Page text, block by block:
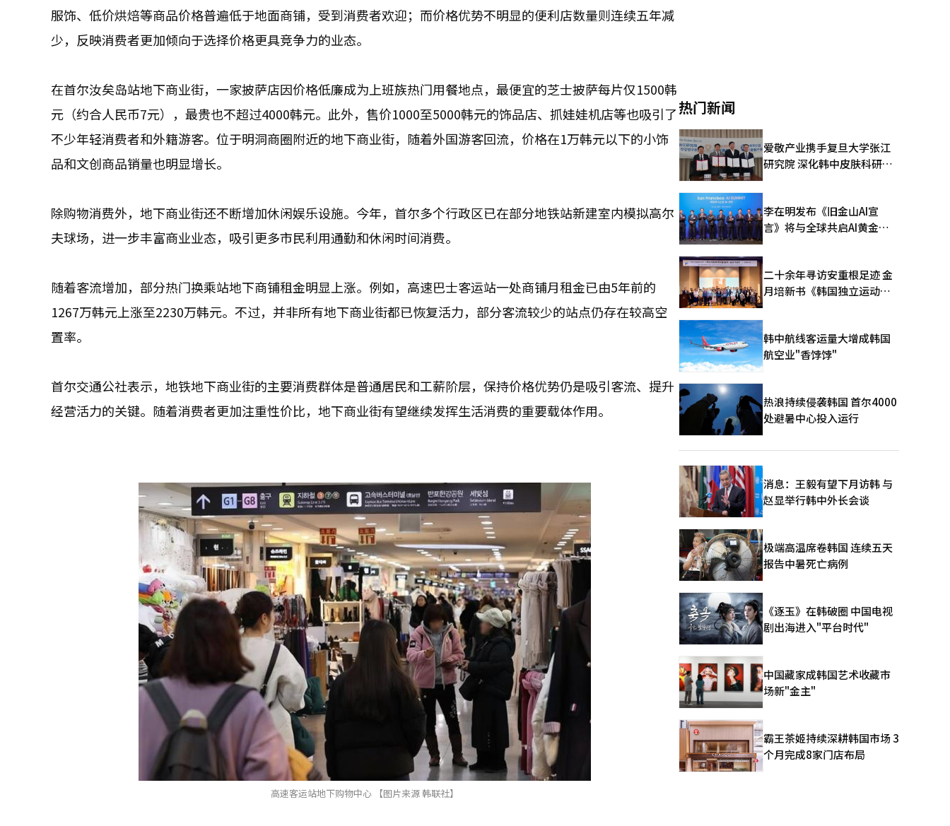
服饰、低价烘焙等商品价格普遍低于地面商铺，受到消费者欢迎；而价格优势不明显的便利店数量则连续五年减
少，反映消费者更加倾向于选择价格更具竞争力的业态。
在首尔汝矣岛站地下商业街，一家披萨店因价格低廉成为上班族热门用餐地点，最便宜的芝士披萨每片仅1500韩
元（约合人民币7元），最贵也不超过4000韩元。此外，售价1000至5000韩元的饰品店、抓娃娃机店等也吸引了
不少年轻消费者和外籍游客。位于明洞商圈附近的地下商业街，随着外国游客回流，价格在1万韩元以下的小饰
品和文创商品销量也明显增长。
除购物消费外，地下商业街还不断增加休闲娱乐设施。今年，首尔多个行政区已在部分地铁站新建室内模拟高尔
夫球场，进一步丰富商业业态，吸引更多市民利用通勤和休闲时间消费。
随着客流增加，部分热门换乘站地下商铺租金明显上涨。例如，高速巴士客运站一处商铺月租金已由5年前的
1267万韩元上涨至2230万韩元。不过，并非所有地下商业街都已恢复活力，部分客流较少的站点仍存在较高空
置率。
首尔交通公社表示，地铁地下商业街的主要消费群体是普通居民和工薪阶层，保持价格优势仍是吸引客流、提升
经营活力的关键。随着消费者更加注重性价比，地下商业街有望继续发挥生活消费的重要载体作用。
高速客运站地下购物中心 【图片来源 韩联社】
热门新闻
爱敬产业携手复旦大学张江
研究院 深化韩中皮肤科研合
李在明发布《旧金山AI宣
言》将与全球共启AI黄金时
二十余年寻访安重根足迹 金
月培新书《韩国独立运动圣
韩中航线客运量大增成韩国
航空业"香饽饽"
热浪持续侵袭韩国 首尔4000
处避暑中心投入运行
消息：王毅有望下月访韩 与
赵显举行韩中外长会谈
极端高温席卷韩国 连续五天
报告中暑死亡病例
《逐玉》在韩破圈 中国电视
剧出海进入"平台时代"
中国藏家成韩国艺术收藏市
场新"金主"
霸王茶姬持续深耕韩国市场 3
个月完成8家门店布局